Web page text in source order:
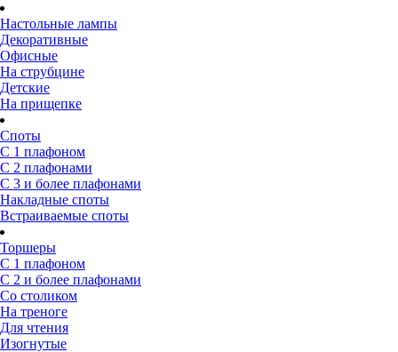
Настольные лампы
Декоративные
Офисные
На струбцине
Детские
На прищепке
Споты
С 1 плафоном
С 2 плафонами
С 3 и более плафонами
Накладные споты
Встраиваемые споты
Торшеры
С 1 плафоном
С 2 и более плафонами
Со столиком
На треноге
Для чтения
Изогнутые